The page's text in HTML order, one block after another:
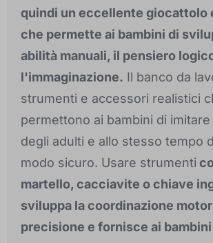
quindi un eccellente giocattolo
che permette ai bambini di
abilità manuali, il pensiero
l'immaginazione. Il banco da
strumenti e accessori realistici
permettono ai bambini di imitare
degli adulti e allo stesso tempo
modo sicuro. Usare strumenti
martello, cacciavite o chiave
sviluppa la coordinazione
precisione e fornisce ai